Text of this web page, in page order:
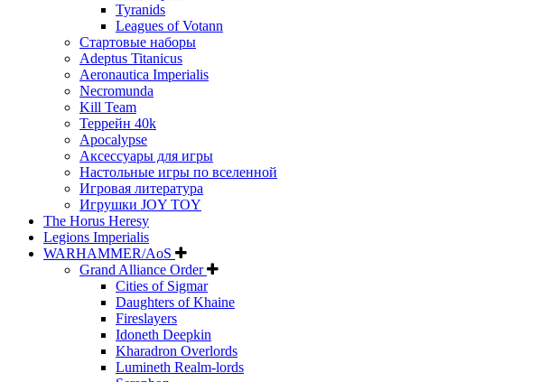
Tyranids
Leagues of Votann
Стартовые наборы
Adeptus Titanicus
Aeronautica Imperialis
Necromunda
Kill Team
Террейн 40k
Apocalypse
Аксессуары для игры
Настольные игры по вселенной
Игровая литература
Игрушки JOY TOY
The Horus Heresy
Legions Imperialis
WARHAMMER/AoS
Grand Alliance Order
Cities of Sigmar
Daughters of Khaine
Fireslayers
Idoneth Deepkin
Kharadron Overlords
Lumineth Realm-lords